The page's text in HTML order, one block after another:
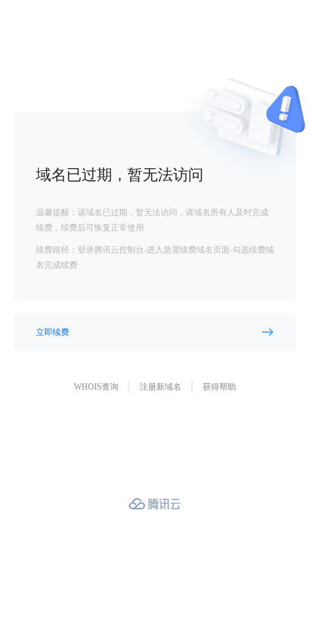
域名已过期，暂无法访问
温馨提醒：该域名已过期，暂无法访问，请域名所有人及时完成
续费，续费后可恢复正常使用
续费路径：登录腾讯云控制台-进入急需续费域名页面-勾选续费域
名完成续费
立即续费
WHOIS查询 注册新域名 获得帮助